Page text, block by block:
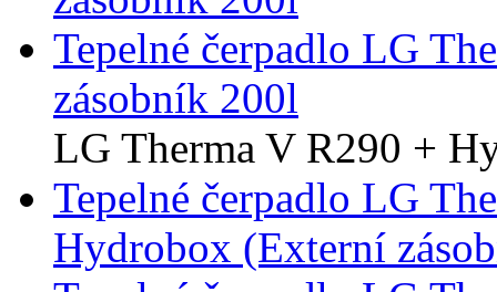
Tepelné čerpadlo LG
zásobník 200l
LG Therma V R290 +
Tepelné čerpadlo LG
Hydrobox (Externí